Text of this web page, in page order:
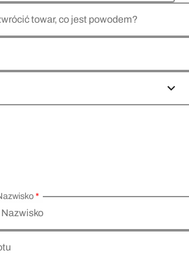
towar, co jest powodem?
Nazwisko
*